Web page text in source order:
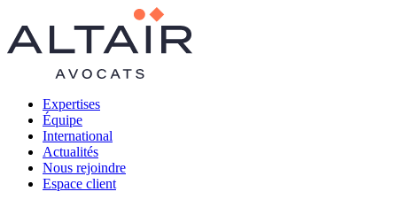
Expertises
Équipe
International
Actualités
Nous rejoindre
Espace client